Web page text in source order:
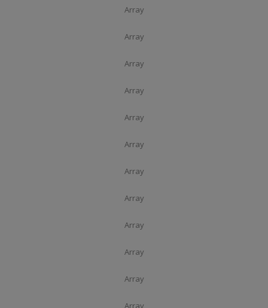
Array
Array
Array
Array
Array
Array
Array
Array
Array
Array
Array
Array